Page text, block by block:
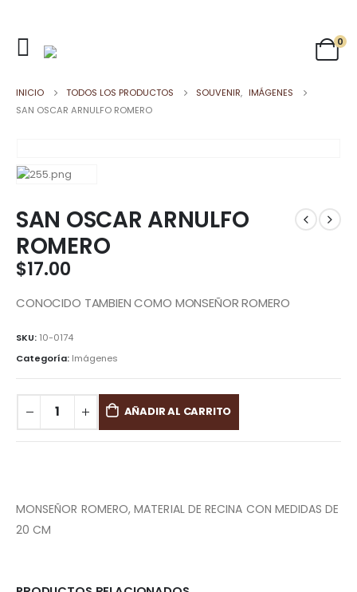
0
INICIO TODOS LOS PRODUCTOS SOUVENIR, IMÁGENES
SAN OSCAR ARNULFO ROMERO
SAN OSCAR ARNULFO
ROMERO
$17.00
CONOCIDO TAMBIEN COMO MONSEÑOR ROMERO
SKU: 10-0174
Categoría: Imágenes
AÑADIR AL CARRITO
MONSEÑOR ROMERO, MATERIAL DE RECINA CON MEDIDAS DE
20 CM